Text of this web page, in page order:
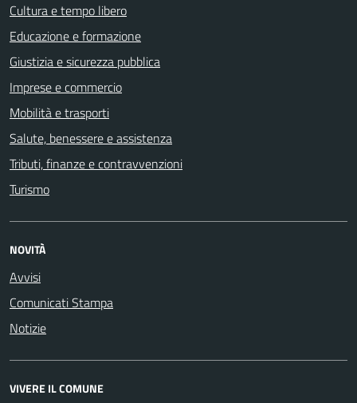
Cultura e tempo libero
Educazione e formazione
Giustizia e sicurezza pubblica
Imprese e commercio
Mobilità e trasporti
Salute, benessere e assistenza
Tributi, finanze e contravvenzioni
Turismo
NOVITÀ
Avvisi
Comunicati Stampa
Notizie
VIVERE IL COMUNE